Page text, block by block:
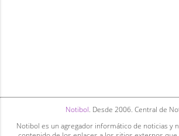
Notibol. Desde 2006. Central de
Notibol es un agregador informático de noticias y